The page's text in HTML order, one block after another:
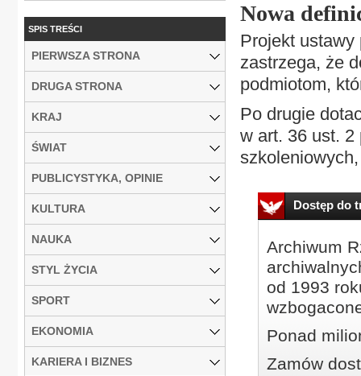
Nowa
Projekt ustawy
zastrzega, że
podmiotom,
Po drugie
w art. 36 ust. 2
Dostęp do
Archiwum
od 1993
Ponad
Zamów
SPIS TREŚCI
PIERWSZA STRONA
DRUGA STRONA
KRAJ
ŚWIAT
PUBLICYSTYKA, OPINIE
KULTURA
NAUKA
STYL ŻYCIA
SPORT
EKONOMIA
KARIERA I BIZNES